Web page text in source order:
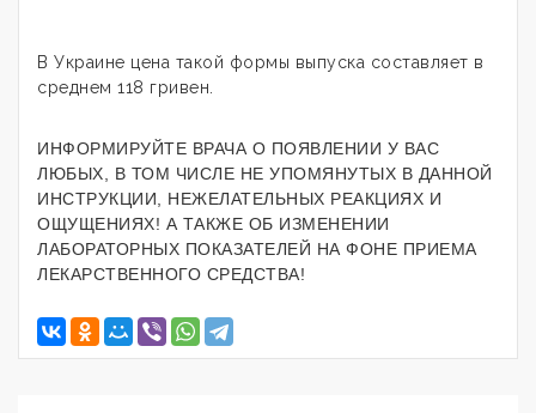
В Украине цена такой формы выпуска составляет в
среднем 118 гривен.
ИНФОРМИРУЙТЕ ВРАЧА О ПОЯВЛЕНИИ У ВАС
ЛЮБЫХ, В ТОМ ЧИСЛЕ НЕ УПОМЯНУТЫХ В ДАННОЙ
ИНСТРУКЦИИ, НЕЖЕЛАТЕЛЬНЫХ РЕАКЦИЯХ И
ОЩУЩЕНИЯХ! А ТАКЖЕ ОБ ИЗМЕНЕНИИ
ЛАБОРАТОРНЫХ ПОКАЗАТЕЛЕЙ НА ФОНЕ ПРИЕМА
ЛЕКАРСТВЕННОГО СРЕДСТВА!